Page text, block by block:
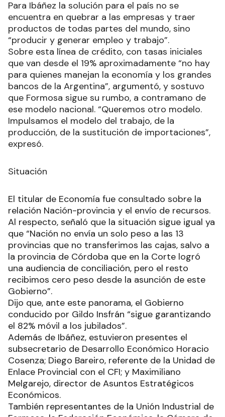
Para Ibáñez la solución para el país no se
encuentra en quebrar a las empresas y traer
productos de todas partes del mundo, sino
“producir y generar empleo y trabajo”.
Sobre esta línea de crédito, con tasas iniciales
que van desde el 19% aproximadamente “no hay
para quienes manejan la economía y los grandes
bancos de la Argentina”, argumentó, y sostuvo
que Formosa sigue su rumbo, a contramano de
ese modelo nacional. “Queremos otro modelo.
Impulsamos el modelo del trabajo, de la
producción, de la sustitución de importaciones”,
expresó.
Situación
El titular de Economía fue consultado sobre la
relación Nación-provincia y el envío de recursos.
Al respecto, señaló que la situación sigue igual ya
que “Nación no envía un solo peso a las 13
provincias que no transferimos las cajas, salvo a
la provincia de Córdoba que en la Corte logró
una audiencia de conciliación, pero el resto
recibimos cero peso desde la asunción de este
Gobierno”.
Dijo que, ante este panorama, el Gobierno
conducido por Gildo Insfrán “sigue garantizando
el 82% móvil a los jubilados”.
Además de Ibáñez, estuvieron presentes el
subsecretario de Desarrollo Económico Horacio
Cosenza; Diego Bareiro, referente de la Unidad de
Enlace Provincial con el CFI; y Maximiliano
Melgarejo, director de Asuntos Estratégicos
Económicos.
También representantes de la Unión Industrial de